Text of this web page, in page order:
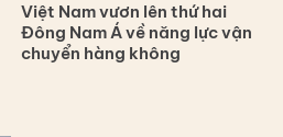
Việt Nam vươn lên thứ hai
Đông Nam Á về năng lực vận
chuyển hàng không